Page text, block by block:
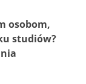
osobom,
studiów?